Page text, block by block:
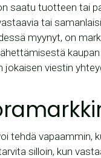
saatu tuotteen tai
tai
myynyt, on
viestin
tehdä vapaammin,
silloin, kun